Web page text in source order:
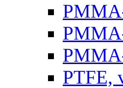
PTFE,